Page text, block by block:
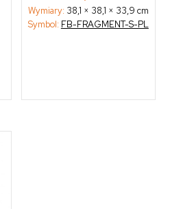
Wymiary: 38,1 × 38,1 × 33,9 cm
Symbol: FB-FRAGMENT-S-PL